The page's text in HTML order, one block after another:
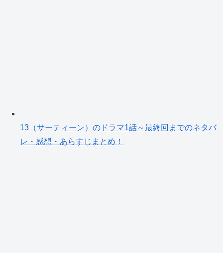
13（サーティーン）のドラマ1話～最終回までのネタバ
レ・感想・あらすじまとめ！